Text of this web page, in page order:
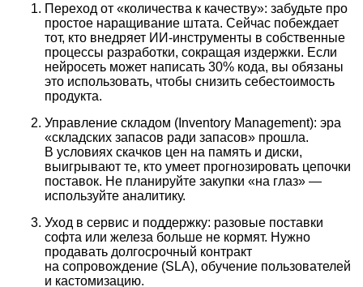
Переход от «количества к качеству»: забудьте про
простое наращивание штата. Сейчас побеждает
тот, кто внедряет ИИ-инструменты в собственные
процессы разработки, сокращая издержки. Если
нейросеть может написать 30% кода, вы обязаны
это использовать, чтобы снизить себестоимость
продукта.
Управление складом (Inventory Management): эра
«складских запасов ради запасов» прошла.
В условиях скачков цен на память и диски,
выигрывают те, кто умеет прогнозировать цепочки
поставок. Не планируйте закупки «на глаз» —
используйте аналитику.
Уход в сервис и поддержку: разовые поставки
софта или железа больше не кормят. Нужно
продавать долгосрочный контракт
на сопровождение (SLA), обучение пользователей
и кастомизацию.